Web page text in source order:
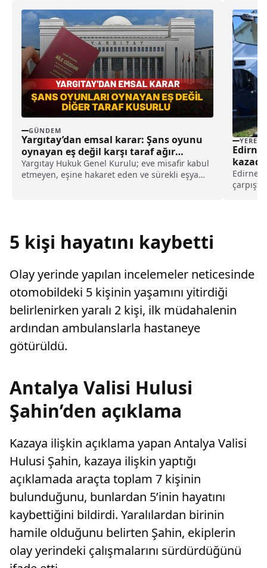
GÜNDEM
Yargıtay’dan emsal karar: Şans oyunu
oynayan eş değil karşı taraf ağır
kusurlu sayıldı
Yargıtay Hukuk Genel Kurulu; eve misafir kabul
etmeyen, eşine hakaret eden ve sürekli eşya
YEREL
5 kişi hayatını kaybetti
Olay yerinde yapılan incelemeler neticesinde
otomobildeki 5 kişinin yaşamını yitirdiği
belirlenirken yaralı 2 kişi, ilk müdahalenin
ardından ambulanslarla hastaneye
götürüldü.
Antalya Valisi Hulusi
Şahin’den açıklama
Kazaya ilişkin açıklama yapan Antalya Valisi
Hulusi Şahin, kazaya ilişkin yaptığı
açıklamada araçta toplam 7 kişinin
bulunduğunu, bunlardan 5’inin hayatını
kaybettiğini bildirdi. Yaralılardan birinin
hamile olduğunu belirten Şahin, ekiplerin
olay yerindeki çalışmalarını sürdürdüğünü